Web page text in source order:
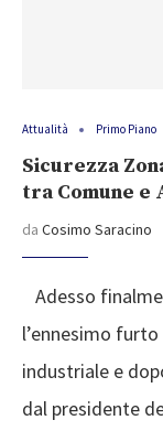
Attualità Primo Piano
Sicurezza
tra Comune e
da Cosimo Saracino
Adesso
l’ennesimo
industriale e
dal presidente